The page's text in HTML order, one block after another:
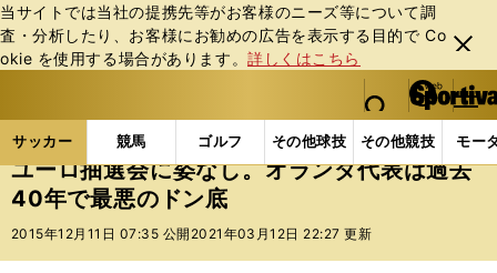
当サイトでは当社の提携先等がお客様のニーズ等について調
査・分析したり、お客様にお勧めの広告を表⽰する⽬的で Co
okie を使⽤する場合があります。詳しくはこちら
閉じ
る
web Sportiva (webスポルティーバ)
検索
マイペ
ー
ジ
メニュ
サッカー 競馬 ゴルフ その他球技 その他競技 モー
ス
ポ
ル
サッカーの記事一覧 海外サッカー サイモン・クー
ユーロ抽選会に姿なし。オランダ代表は過去
40年で最悪のドン底
2015年12月11日 07:35 公開 2021年03月12日 22:27 更新